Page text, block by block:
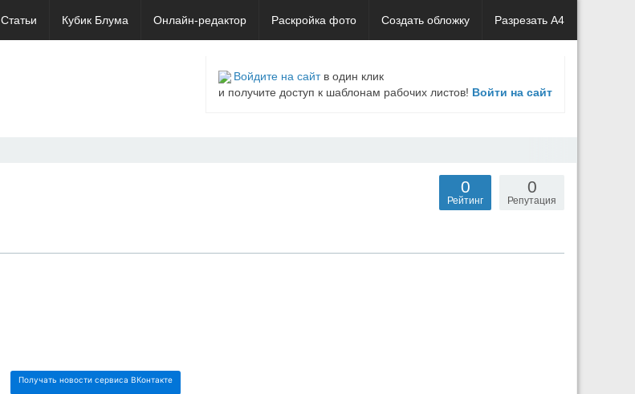
Статьи Кубик Блума Онлайн-редактор Раскройка фото Создать обложку Разрезать А4
Войдите на сайтв один клик
и получите доступ к шаблонам рабочих листов! Войти на сайт
0
Репутация
0
Рейтинг
Получать новости сервиса ВКонтакте